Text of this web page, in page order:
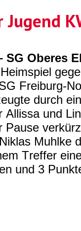
Oberes
Freiburg-
durch
Allissa und
Pause
Muhlke
Treffer
und 3